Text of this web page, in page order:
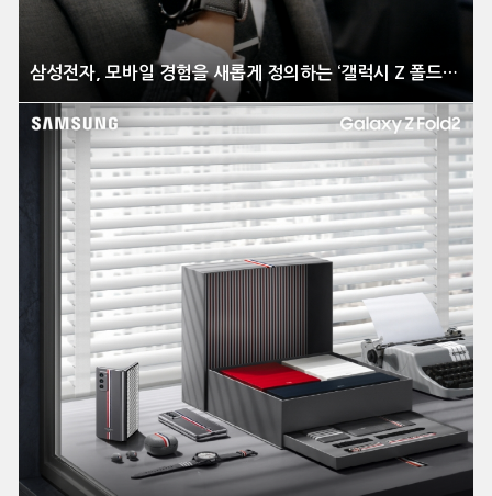
삼성전자, 모바일 경험을 새롭게 정의하는 ‘갤럭시 Z 폴드2’ 전격 공개